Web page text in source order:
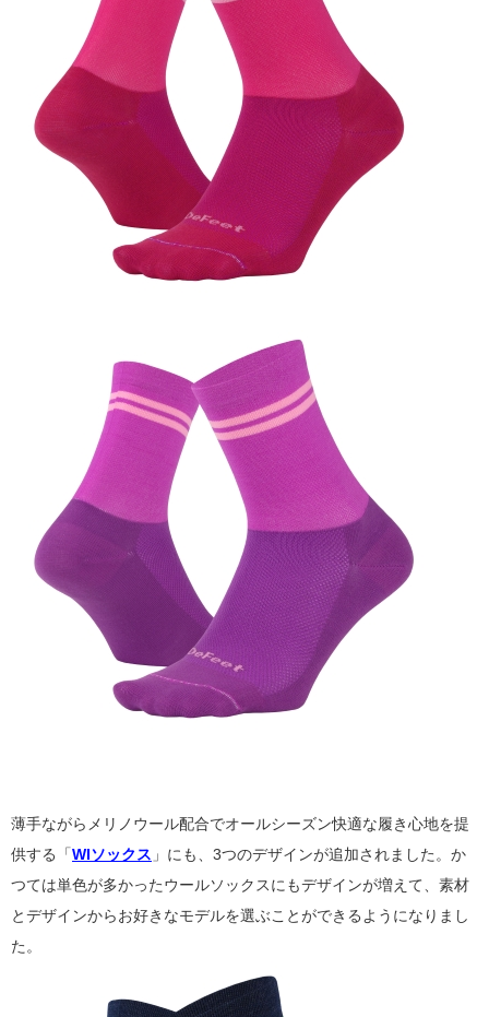
薄手ながらメリノウール配合でオールシーズン快適な履き心地を提
供する「WIソックス 」にも、3つのデザインが追加されました。か
つては単色が多かったウールソックスにもデザインが増えて、素材
とデザインからお好きなモデルを選ぶことができるようになりまし
た。